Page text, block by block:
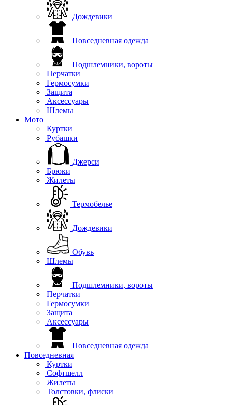
Дождевики
Повседневная одежда
Подшлемники, вороты
Перчатки
Гермосумки
Защита
Аксессуары
Шлемы
Мото
Куртки
Рубашки
Джерси
Брюки
Жилеты
Термобелье
Дождевики
Обувь
Шлемы
Подшлемники, вороты
Перчатки
Гермосумки
Защита
Аксессуары
Повседневная одежда
Повседневная
Куртки
Софтшелл
Жилеты
Толстовки, флиски